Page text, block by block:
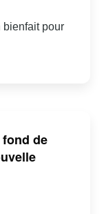
bienfait pour
de